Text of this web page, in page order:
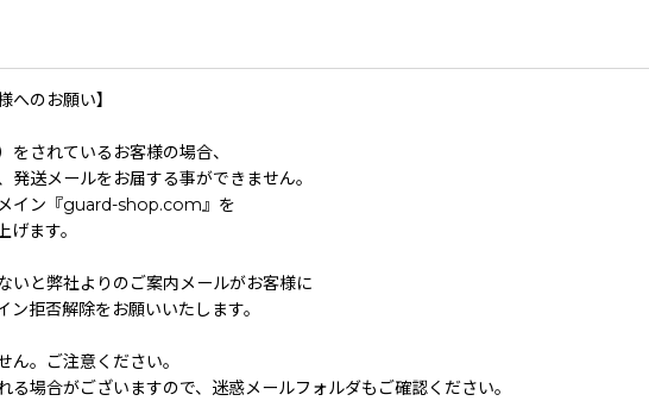
へのお願い】
されているお客様の場合、
送メールをお届する事ができません。
メイン『guard-shop.com』を
ます。
いと弊社よりのご案内メールがお客様に
拒否解除をお願いいたします。
。ご注意ください。
場合がございますので、迷惑メールフォルダもご確認ください。